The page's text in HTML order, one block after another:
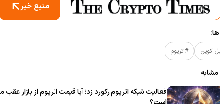
منبع خبر
#اتریوم
فعالیت شبکه اتریوم رکورد زد؛ آیا قیمت اتریوم از بازار عقب